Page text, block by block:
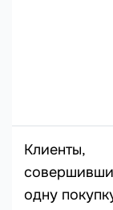
Клиенты,
одну